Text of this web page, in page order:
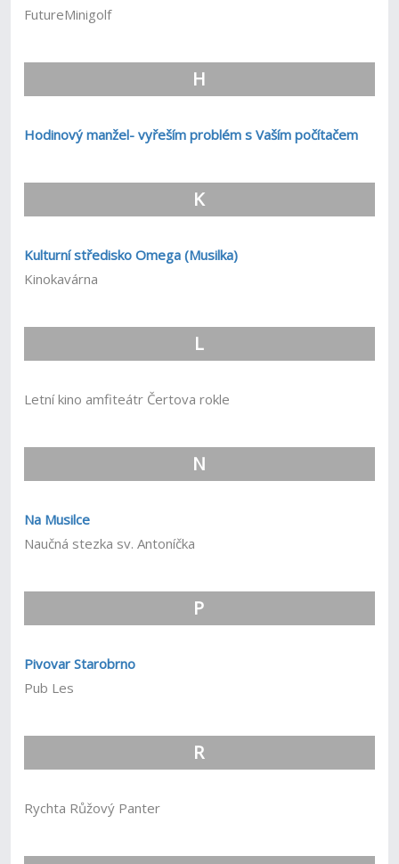
FutureMinigolf
H
Hodinový manžel- vyřeším problém s Vaším počítačem
K
Kulturní středisko Omega (Musilka)
Kinokavárna
L
Letní kino amfiteátr Čertova rokle
N
Na Musilce
Naučná stezka sv. Antoníčka
P
Pivovar Starobrno
Pub Les
R
Rychta Růžový Panter